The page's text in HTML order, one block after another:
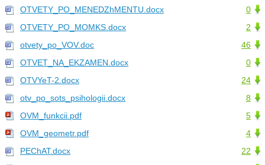
0
OTVETY_PO_MENEDZhMENTU.docx
2
OTVETY_PO_MOMKS.docx
46
otvety_po_VOV.doc
0
OTVET_NA_EKZAMEN.docx
24
OTVYeT-2.docx
8
otv_po_sots_psihologii.docx
5
OVM_funkcii.pdf
4
OVM_geometr.pdf
22
PEChAT.docx